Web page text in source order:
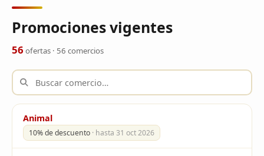
Promociones vigentes
56 ofertas · 56 comercios
Animal
10% de descuento · hasta 31 oct 2026